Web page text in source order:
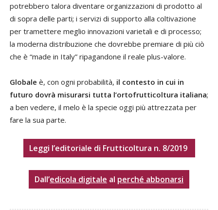
potrebbero talora diventare organizzazioni di prodotto al
di sopra delle parti; i servizi di supporto alla coltivazione
per tramettere meglio innovazioni varietali e di processo;
la moderna distribuzione che dovrebbe premiare di più ciò
che è “made in Italy” ripagandone il reale plus-valore.
Globale è, con ogni probabilità, il contesto in cui in
futuro dovrà misurarsi tutta l’ortofrutticoltura italiana;
a ben vedere, il melo è la specie oggi più attrezzata per
fare la sua parte.
Leggi l’editoriale di Frutticoltura n. 8/2019
Dall’edicola digitale al perché abbonarsi